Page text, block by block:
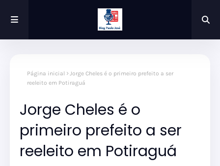
Página inicial
Jorge Cheles é o primeiro prefeito a ser
reeleito em Potiraguá
Jorge Cheles é o
primeiro prefeito a ser
reeleito em Potiraguá